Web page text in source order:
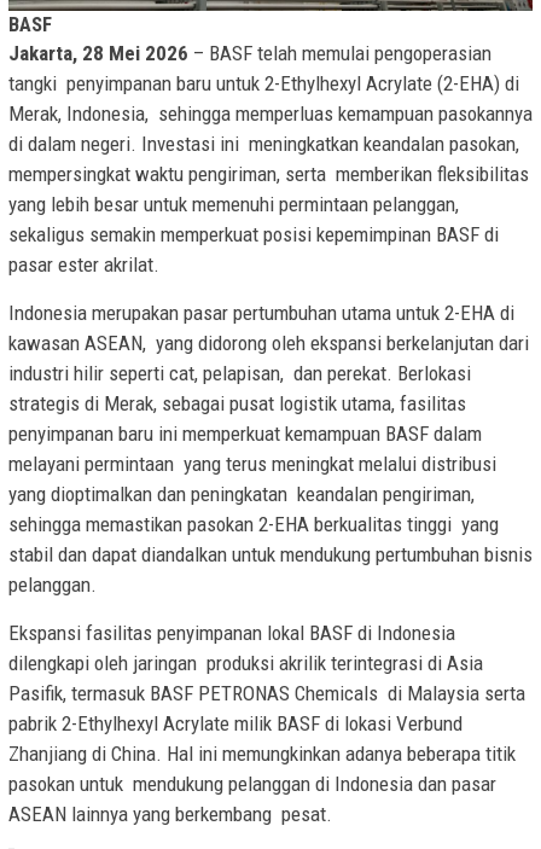
BASF
Jakarta, 28 Mei 2026 – BASF telah memulai pengoperasian
tangki penyimpanan baru untuk 2-Ethylhexyl Acrylate (2-EHA) di
Merak, Indonesia, sehingga memperluas kemampuan pasokannya
di dalam negeri. Investasi ini meningkatkan keandalan pasokan,
mempersingkat waktu pengiriman, serta memberikan fleksibilitas
yang lebih besar untuk memenuhi permintaan pelanggan,
sekaligus semakin memperkuat posisi kepemimpinan BASF di
pasar ester akrilat.
Indonesia merupakan pasar pertumbuhan utama untuk 2-EHA di
kawasan ASEAN, yang didorong oleh ekspansi berkelanjutan dari
industri hilir seperti cat, pelapisan, dan perekat. Berlokasi
strategis di Merak, sebagai pusat logistik utama, fasilitas
penyimpanan baru ini memperkuat kemampuan BASF dalam
melayani permintaan yang terus meningkat melalui distribusi
yang dioptimalkan dan peningkatan keandalan pengiriman,
sehingga memastikan pasokan 2-EHA berkualitas tinggi yang
stabil dan dapat diandalkan untuk mendukung pertumbuhan bisnis
pelanggan.
Ekspansi fasilitas penyimpanan lokal BASF di Indonesia
dilengkapi oleh jaringan produksi akrilik terintegrasi di Asia
Pasifik, termasuk BASF PETRONAS Chemicals di Malaysia serta
pabrik 2-Ethylhexyl Acrylate milik BASF di lokasi Verbund
Zhanjiang di China. Hal ini memungkinkan adanya beberapa titik
pasokan untuk mendukung pelanggan di Indonesia dan pasar
ASEAN lainnya yang berkembang pesat.